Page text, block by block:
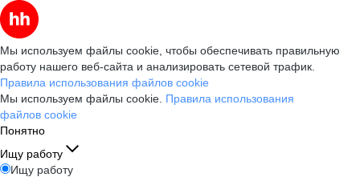
Мы используем файлы cookie, чтобы обеспечивать правильную
работу нашего веб-сайта и анализировать сетевой трафик.
Правила использования файлов cookie
Мы используем файлы cookie. Правила использования
файлов cookie
Понятно
Ищу работу
Ищу работу